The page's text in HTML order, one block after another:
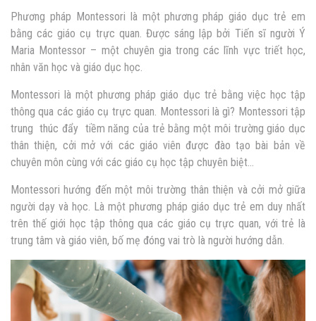
Phương pháp Montessori là một phương pháp giáo dục trẻ em
bằng các giáo cụ trực quan. Được sáng lập bởi Tiến sĩ người Ý
Maria Montessor – một chuyên gia trong các lĩnh vực triết học,
nhân văn học và giáo dục học.
Montessori là một phương pháp giáo dục trẻ bằng việc học tập
thông qua các giáo cụ trực quan. Montessori là gì? Montessori tập
trung thúc đẩy tiềm năng của trẻ bằng một môi trường giáo dục
thân thiện, cởi mở với các giáo viên được đào tạo bài bản về
chuyên môn cùng với các giáo cụ học tập chuyên biệt…
Montessori hướng đến một môi trường thân thiện và cởi mở giữa
người dạy và học. Là một phương pháp giáo dục trẻ em duy nhất
trên thế giới học tập thông qua các giáo cụ trực quan, với trẻ là
trung tâm và giáo viên, bố mẹ đóng vai trò là người hướng dẫn.